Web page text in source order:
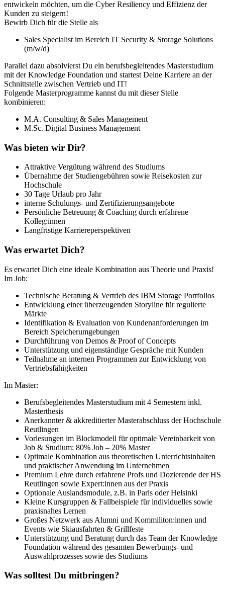
entwickeln möchten, um die Cyber Resiliency und Effizienz der
Kunden zu steigern!
Bewirb Dich für die Stelle als
Sales Specialist im Bereich IT Security & Storage Solutions
(m/w/d)
Parallel dazu absolvierst Du ein berufsbegleitendes Masterstudium
mit der Knowledge Foundation und startest Deine Karriere an der
Schnittstelle zwischen Vertrieb und IT!
Folgende Masterprogramme kannst du mit dieser Stelle
kombinieren:
M.A. Consulting & Sales Management
M.Sc. Digital Business Management
Was bieten wir Dir?
Attraktive Vergütung während des Studiums
Übernahme der Studiengebühren sowie Reisekosten zur
Hochschule
30 Tage Urlaub pro Jahr
interne Schulungs- und Zertifizierungsangebote
Persönliche Betreuung & Coaching durch erfahrene
Kolleg:innen
Langfristige Karriereperspektiven
Was erwartet Dich?
Es erwartet Dich eine ideale Kombination aus Theorie und Praxis!
Im Job:
Technische Beratung & Vertrieb des IBM Storage Portfolios
Entwicklung einer überzeugenden Storyline für regulierte
Märkte
Identifikation & Evaluation von Kundenanforderungen im
Bereich Speicherumgebungen
Durchführung von Demos & Proof of Concepts
Unterstützung und eigenständige Gespräche mit Kunden
Teilnahme an internen Programmen zur Entwicklung von
Vertriebsfähigkeiten
Im Master:
Berufsbegleitendes Masterstudium mit 4 Semestern inkl.
Masterthesis
Anerkannter & akkreditierter Masterabschluss der Hochschule
Reutlingen
Vorlesungen im Blockmodell für optimale Vereinbarkeit von
Job & Studium: 80% Job – 20% Master
Optimale Kombination aus theoretischen Unterrichtsinhalten
und praktischer Anwendung im Unternehmen
Premium Lehre durch erfahrene Profs und Dozierende der HS
Reutlingen sowie Expert:innen aus der Praxis
Optionale Auslandsmodule, z.B. in Paris oder Helsinki
Kleine Kursgruppen & Fallbeispiele für individuelles sowie
praxisnahes Lernen
Großes Netzwerk aus Alumni und Kommiliton:innen und
Events wie Skiausfahrten & Grillfeste
Unterstützung und Beratung durch das Team der Knowledge
Foundation während des gesamten Bewerbungs- und
Auswahlprozesses sowie des Studiums
Was solltest Du mitbringen?